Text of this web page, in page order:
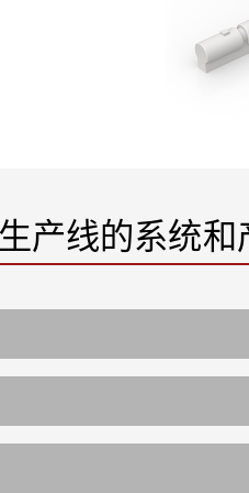
产线的系统和